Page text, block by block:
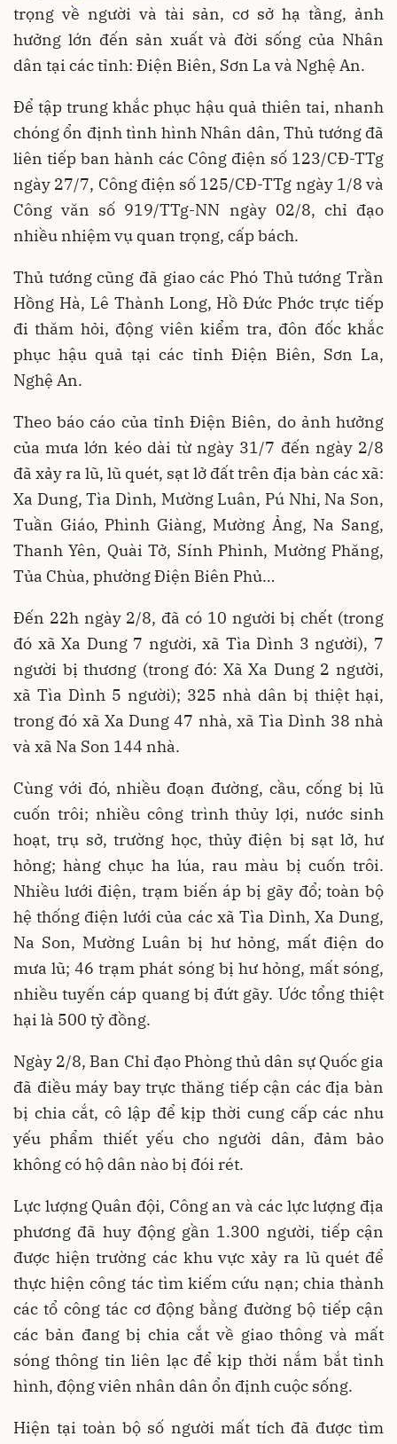
trọng về người và tài sản, cơ sở hạ tầng, ảnh
hưởng lớn đến sản xuất và đời sống của Nhân
dân tại các tỉnh: Điện Biên, Sơn La và Nghệ An.
Để tập trung khắc phục hậu quả thiên tai, nhanh
chóng ổn định tình hình Nhân dân, Thủ tướng đã
liên tiếp ban hành các Công điện số 123/CĐ-TTg
ngày 27/7, Công điện số 125/CĐ-TTg ngày 1/8 và
Công văn số 919/TTg-NN ngày 02/8, chỉ đạo
nhiều nhiệm vụ quan trọng, cấp bách.
Thủ tướng cũng đã giao các Phó Thủ tướng Trần
Hồng Hà, Lê Thành Long, Hồ Đức Phớc trực tiếp
đi thăm hỏi, động viên kiểm tra, đôn đốc khắc
phục hậu quả tại các tỉnh Điện Biên, Sơn La,
Nghệ An.
Theo báo cáo của tỉnh Điện Biên, do ảnh hưởng
của mưa lớn kéo dài từ ngày 31/7 đến ngày 2/8
đã xảy ra lũ, lũ quét, sạt lở đất trên địa bàn các xã:
Xa Dung, Tìa Dình, Mường Luân, Pú Nhi, Na Son,
Tuần Giáo, Phình Giàng, Mường Ảng, Na Sang,
Thanh Yên, Quài Tở, Sính Phình, Mường Phăng,
Tủa Chùa, phường Điện Biên Phủ…
Đến 22h ngày 2/8, đã có 10 người bị chết (trong
đó xã Xa Dung 7 người, xã Tìa Dình 3 người), 7
người bị thương (trong đó: Xã Xa Dung 2 người,
xã Tìa Dình 5 người); 325 nhà dân bị thiệt hại,
trong đó xã Xa Dung 47 nhà, xã Tìa Dình 38 nhà
và xã Na Son 144 nhà.
Cùng với đó, nhiều đoạn đường, cầu, cống bị lũ
cuốn trôi; nhiều công trình thủy lợi, nước sinh
hoạt, trụ sở, trường học, thủy điện bị sạt lở, hư
hỏng; hàng chục ha lúa, rau màu bị cuốn trôi.
Nhiều lưới điện, trạm biến áp bị gãy đổ; toàn bộ
hệ thống điện lưới của các xã Tìa Dình, Xa Dung,
Na Son, Mường Luân bị hư hỏng, mất điện do
mưa lũ; 46 trạm phát sóng bị hư hỏng, mất sóng,
nhiều tuyến cáp quang bị đứt gãy. Ước tổng thiệt
hại là 500 tỷ đồng.
Ngày 2/8, Ban Chỉ đạo Phòng thủ dân sự Quốc gia
đã điều máy bay trực thăng tiếp cận các địa bàn
bị chia cắt, cô lập để kịp thời cung cấp các nhu
yếu phẩm thiết yếu cho người dân, đảm bảo
không có hộ dân nào bị đói rét.
Lực lượng Quân đội, Công an và các lực lượng địa
phương đã huy động gần 1.300 người, tiếp cận
được hiện trường các khu vực xảy ra lũ quét để
thực hiện công tác tìm kiếm cứu nạn; chia thành
các tổ công tác cơ động bằng đường bộ tiếp cận
các bản đang bị chia cắt về giao thông và mất
sóng thông tin liên lạc để kịp thời nắm bắt tình
hình, động viên nhân dân ổn định cuộc sống.
Hiện tại toàn bộ số người mất tích đã được tìm